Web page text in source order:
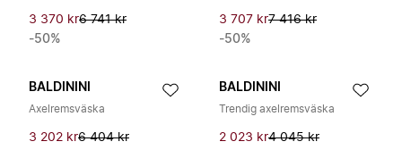
3 370 kr6 741 kr
-50%
3 707 kr7 416 kr
-50%
BALDININI
Axelremsväska
3 202 kr6 404 kr
BALDININI
Trendig axelremsväska
2 023 kr4 045 kr